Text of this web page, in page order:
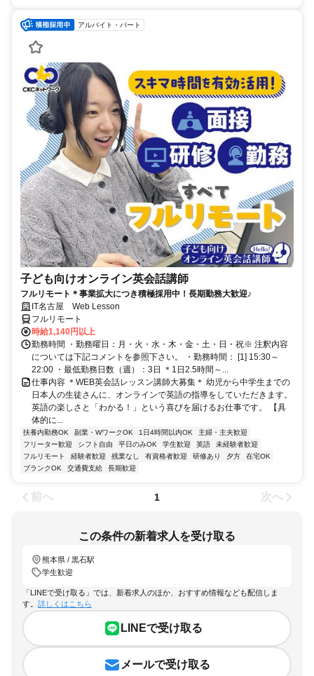
アルバイト・パート
子ども向けオンライン英会話講師
フルリモート＊事業拡大につき積極採用中！長期勤務大歓迎♪
IT名古屋 Web Lesson
フルリモート
時給1,140円以上
勤務時間 ・勤務曜日：月・火・水・木・金・土・日・祝※ 注釈内容
については下記コメントを参照下さい。 ・勤務時間： [1] 15:30～
22:00 ・最低勤務日数（週）：3日 ＊1日2.5時間～...
仕事内容 ＊WEB英会話レッスン講師大募集＊ 幼児から中学生までの
日本人の生徒さんに、オンラインで英語の指導をしていただきます。
英語の楽しさと「わかる！」という喜びを届けるお仕事です。 【具
体的に...
扶養内勤務OK 副業・WワークOK 1日4時間以内OK
主婦・主夫歓迎
フリーター歓迎
シフト自由 平日のみOK 学生歓迎 英語
未経験者歓迎
フルリモート
経験者歓迎 残業なし 有資格者歓迎 研修あり 夕方
在宅OK
ブランクOK
交通費支給 長期歓迎
前へ 1 次へ
この条件の新着求人を受け取る
熊本県 / 黒石駅
学生歓迎
「LINEで受け取る」では、新着求人のほか、おすすめ情報なども配信しま
す。 詳しくはこちら
LINEで受け取る
メールで受け取る